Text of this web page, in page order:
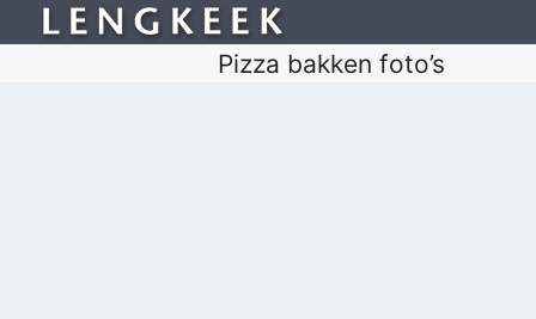
Pizza bakken foto’s